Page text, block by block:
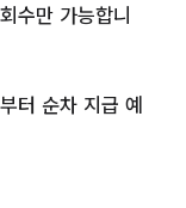
수만 가능합니
터 순차 지급 예